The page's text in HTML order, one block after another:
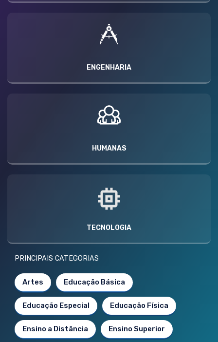
ENGENHARIA
HUMANAS
TECNOLOGIA
PRINCIPAIS CATEGORIAS
Artes Educação Básica
Educação Especial Educação Física
Ensino a Distância Ensino Superior